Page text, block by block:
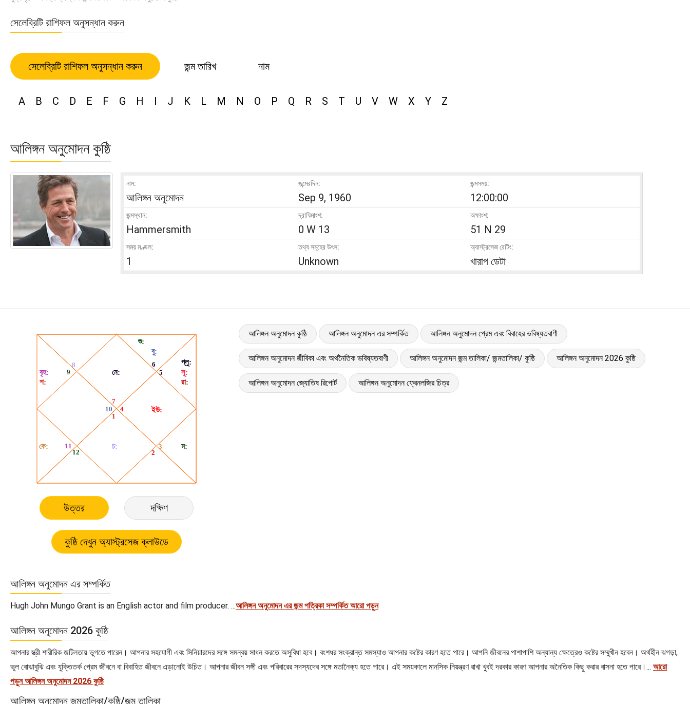
সেলেব্রিটি রাশিফল অনুসন্ধান করুন
সেলেব্রিটি রাশিফল অনুসন্ধান করুন জন্ম তারিখ নাম
A B C D E F G H I J K L M N O P Q R S T U V W X Y Z
আলিঙ্গন অনুমোদন কুষ্ঠি
নাম:
আলিঙ্গন অনুমোদন
জন্মেরদিন:
Sep 9, 1960
জন্মসময়:
12:00:00
জন্মস্থান:
Hammersmith
দ্রাঘিমাংশ:
0 W 13
অক্ষাংশ:
51 N 29
সময় মণ্ডল:
1
তথ্য সমূহের উৎস:
Unknown
অ্যাস্ট্রসেজ রেটিং:
খারাপ ডেটা
উত্তর দক্ষিণ
আলিঙ্গন অনুমোদন কুষ্ঠি আলিঙ্গন অনুমোদন এর সম্পর্কিত আলিঙ্গন অনুমোদন প্রেম এবং বিবাহের ভবিষ্যতবাণী
আলিঙ্গন অনুমোদন জীবিকা এবং অর্থনৈতিক ভবিষ্যতবাণী আলিঙ্গন অনুমোদন জন্ম তালিকা/ জন্মতালিকা/ কুষ্ঠি আলিঙ্গন অনুমোদন 2026 কুষ্ঠি
আলিঙ্গন অনুমোদন জ্যোতিষ রিপোর্ট আলিঙ্গন অনুমোদন ফ্রেনলজির চিত্র
আলিঙ্গন অনুমোদন এর সম্পর্কিত
Hugh John Mungo Grant is an English actor and film producer. ...আলিঙ্গন অনুমোদন এর জন্ম পত্রিকা সম্পর্কিত আরো পড়ুন
আলিঙ্গন অনুমোদন 2026 কুষ্ঠি
আপনার স্ত্রী শারীরিক জটিলতায় ভুগতে পারেন। আপনার সহযোগী এবং সিনিয়ারদের সঙ্গে সমন্বয় সাধন করতে অসুবিধা হবে। বংশধর সংক্রান্ত সমস্যাও আপনার কষ্টের কারণ হতে পারে। আপনি জীবনের পাশাপাশি অন্যান্য ক্ষেত্রেও কষ্টের সম্মুখীন হবেন। অর্থহীন ঝগড়া,
ভুল বোঝাবুঝি এবং যুক্তিতর্ক প্রেম জীবনে বা বিবাহিত জীবনে এড়ানোই উচিত। আপনার জীবন সঙ্গী এবং পরিবারের সদস্যদের সঙ্গে মতানৈক্য হতে পারে। এই সময়কালে মানসিক নিয়ন্ত্রণ রাখা খুবই দরকার কারণ আপনার অনৈতিক কিছু করার বাসনা হতে পারে।... আরো
পড়ুন আলিঙ্গন অনুমোদন 2026 কুষ্ঠি
আলিঙ্গন অনুমোদন জন্মতালিকা/কুষ্ঠি/জন্ম তালিকা